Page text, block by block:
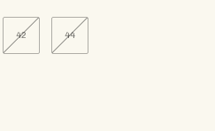
42 44